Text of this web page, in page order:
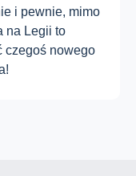
i pewnie, mimo
na Legii to
czegoś nowego